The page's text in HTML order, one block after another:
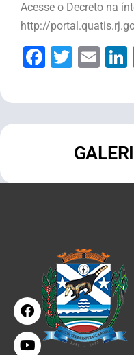
Acesse o Decreto na
http://